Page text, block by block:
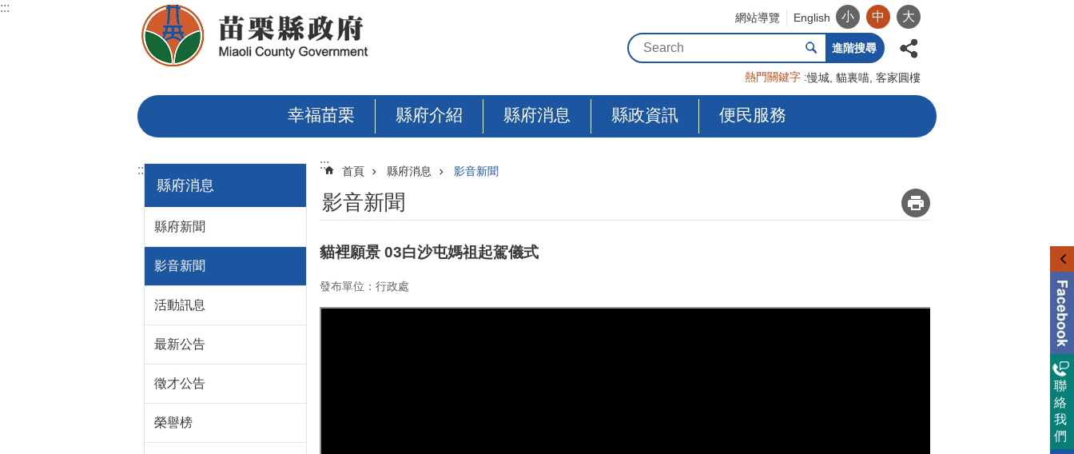
跳到主要內容區塊
:::
網站導覽 English 小 中 大
進階搜尋
熱門關鍵字 慢城 貓裏喵 客家圓樓
幸福苗栗 縣府介紹 縣府消息 縣政資訊 便民服務
:::
縣府消息
縣府新聞
影音新聞
活動訊息
最新公告
徵才公告
榮譽榜
::: 首頁 縣府消息 影音新聞
影音新聞 _
貓裡願景 03白沙屯媽祖起駕儀式
發布單位：行政處
聯
絡
我
們